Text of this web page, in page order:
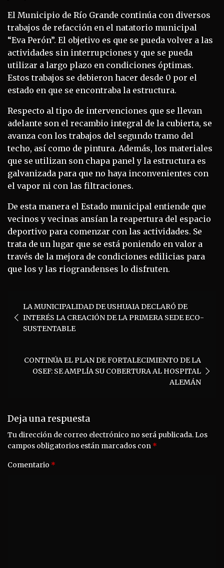
El Municipio de Río Grande continúa con diversos
trabajos de refacción en el natatorio municipal
“Eva Perón”. El objetivo es que se pueda volver a las
actividades sin interrupciones y que se pueda
utilizar a largo plazo en condiciones óptimas.
Estos trabajos se debieron hacer desde 0 por el
estado en que se encontraba la estructura.
Respecto al tipo de intervenciones que se llevan
adelante son el recambio integral de la cubierta, se
avanza con los trabajos del segundo tramo del
techo, así como de pintura. Además, los materiales
que se utilizan son chapa panel y la estructura es
galvanizada para que no haya inconvenientes con
el vapor ni con las filtraciones.
De esta manera el Estado municipal entiende que
vecinos y vecinas ansían la reapertura del espacio
deportivo para comenzar con las actividades. Se
trata de un lugar que se está poniendo en valor a
través de la mejora de condiciones edilicias para
que los y las riograndenses lo disfruten.
de
entradas
LA MUNICIPALIDAD DE USHUAIA DECLARÓ DE
INTERÉS LA CREACIÓN DE LA PRIMERA SEDE ECO-
SUSTENTABLE
CONTINÚA EL PLAN DE FORTALECIMIENTO DE LA
OSEF: SE AMPLÍA SU COBERTURA AL HOSPITAL
ALEMÁN
Deja una respuesta
Tu dirección de correo electrónico no será publicada.Los
campos obligatorios están marcados con *
Comentario *